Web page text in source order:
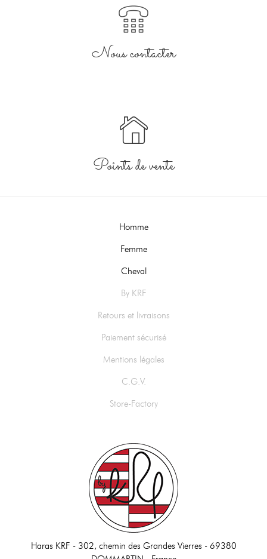
Nous contacter
Points de vente
Homme
Femme
Cheval
By KRF
Retours et livraisons
Paiement sécurisé
Mentions légales
C.G.V.
Store-Factory
Haras KRF - 302, chemin des Grandes Vierres - 69380